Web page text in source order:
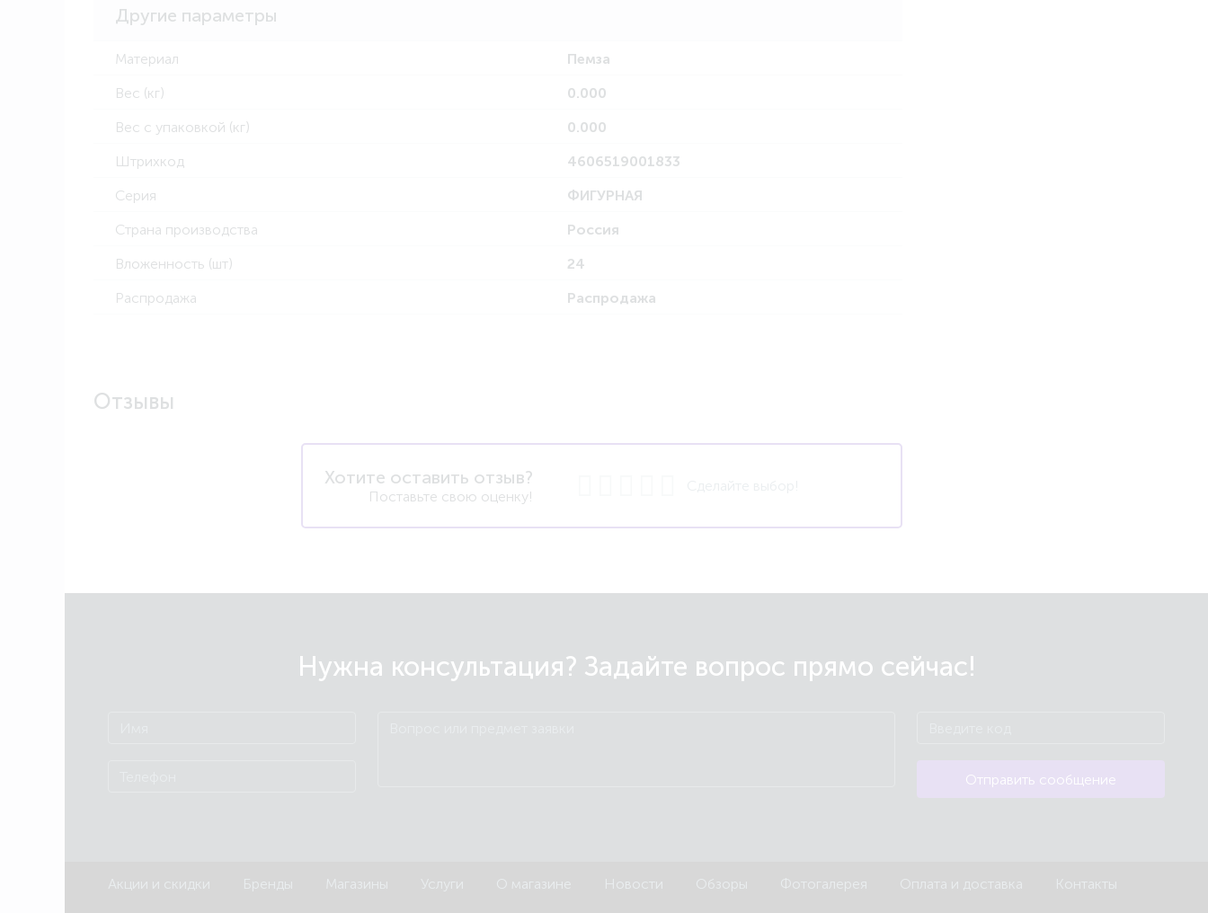
Другие параметры
Материал
Пемза
Вес (кг)
0.000
Вес с упаковкой (кг)
0.000
Штрихкод
4606519001833
Серия
ФИГУРНАЯ
Страна производства
Россия
Вложенность (шт)
24
Распродажа
Распродажа
Отзывы
Хотите оставить отзыв?
Поставьте свою оценку!
Нужна консультация? Задайте вопрос прямо сейчас!
Отправить сообщение
Акции и скидки Бренды Магазины Услуги О магазине Новости Обзоры Фотогалерея Оплата и доставка Контакты